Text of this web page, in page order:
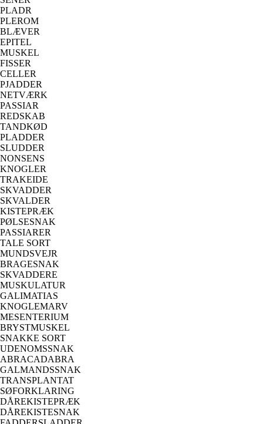
PLADR
PLEROM
BLÆVER
EPITEL
MUSKEL
FISSER
CELLER
PJADDER
NETVÆRK
PASSIAR
REDSKAB
TANDKØD
PLADDER
SLUDDER
NONSENS
KNOGLER
TRAKEIDE
SKVADDER
SKVALDER
KISTEPRÆK
PØLSESNAK
PASSIARER
TALE SORT
MUNDSVEJR
BRAGESNAK
SKVADDERE
MUSKULATUR
GALIMATIAS
KNOGLEMARV
MESENTERIUM
BRYSTMUSKEL
SNAKKE SORT
UDENOMSSNAK
ABRACADABRA
GALMANDSSNAK
TRANSPLANTAT
SØFORKLARING
DÅREKISTEPRÆK
DÅREKISTESNAK